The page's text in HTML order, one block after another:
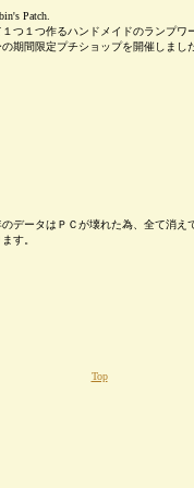
Patch.
つ１つ作るハンドメイドのランプワ
期間限定プチショップを開催しまし
データはＰＣが壊れた為、全て消え
す。
Top